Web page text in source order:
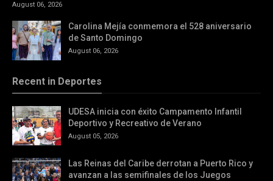
August 06, 2026
Carolina Mejía conmemora el 528 aniversario
de Santo Domingo
August 06, 2026
Recent in Deportes
UDESA inicia con éxito Campamento Infantil
Deportivo y Recreativo de Verano
August 05, 2026
Las Reinas del Caribe derrotan a Puerto Rico y
avanzan a las semifinales de los Juegos